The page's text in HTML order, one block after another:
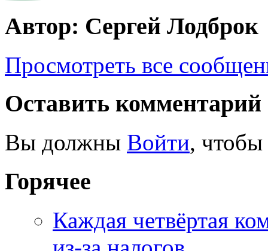
Автор: Сергей Лодброк
Просмотреть все
Оставить комментарий
Вы должны Войти, чтобы
Горячее
Каждая четвёртая